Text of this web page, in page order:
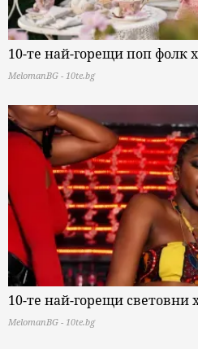
10-те най-горещи поп фолк
MelomanBG - 10te.bg
10-те най-горещи световни
MelomanBG - 10te.bg